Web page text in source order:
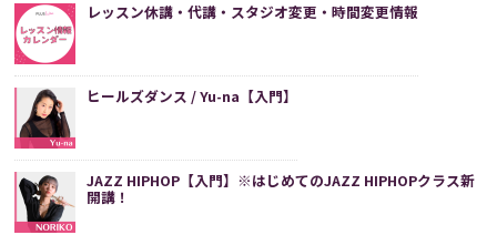
レッスン休講・代講・スタジオ変更・時間変更情報
ヒールズダンス / Yu-na【入門】
JAZZ HIPHOP【入門】※はじめてのJAZZ HIPHOPクラス新
開講！